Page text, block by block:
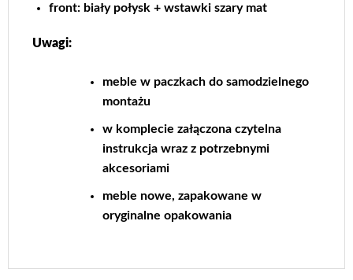
front: biały połysk + wstawki szary mat
Uwagi:
meble w paczkach do samodzielnego
montażu
w komplecie załączona czytelna
instrukcja wraz z potrzebnymi
akcesoriami
meble nowe, zapakowane w
oryginalne opakowania